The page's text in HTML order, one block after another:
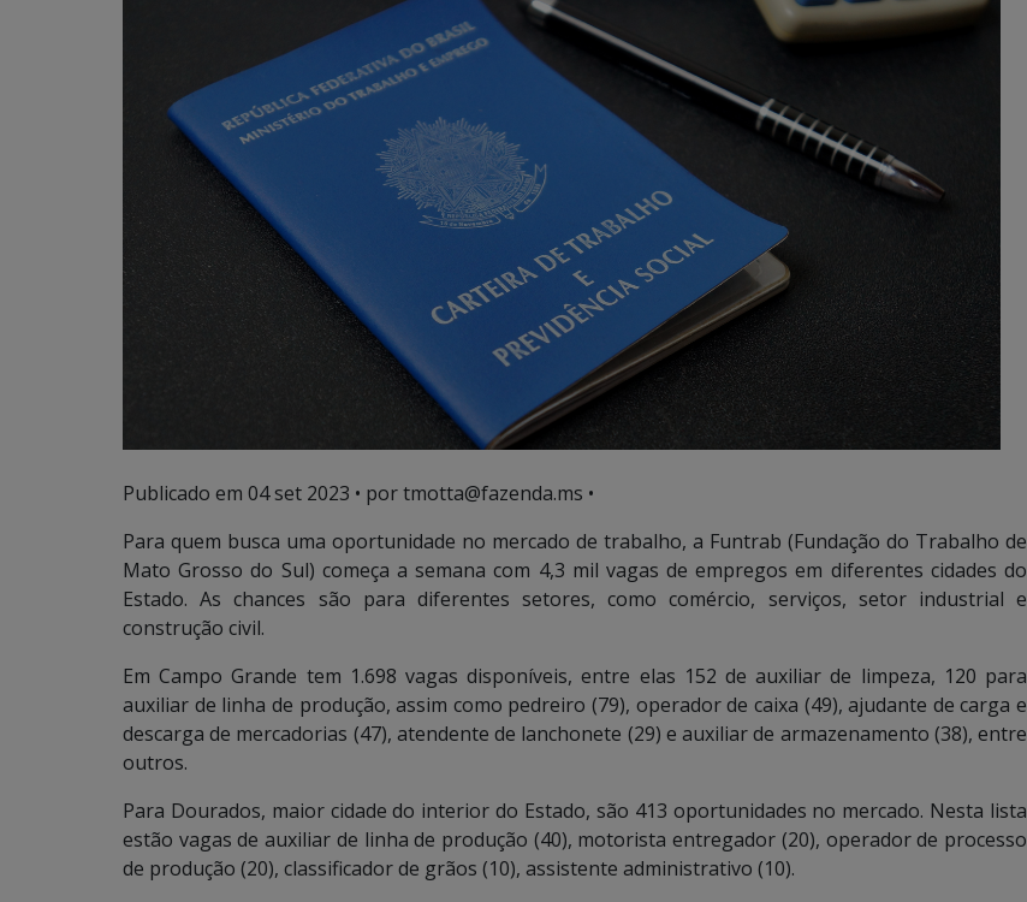
Publicado em 04 set 2023 • por tmotta@fazenda.ms •
Para quem busca uma oportunidade no mercado de trabalho, a Funtrab (Fundação do Trabalho de
Mato Grosso do Sul) começa a semana com 4,3 mil vagas de empregos em diferentes cidades do
Estado. As chances são para diferentes setores, como comércio, serviços, setor industrial e
construção civil.
Em Campo Grande tem 1.698 vagas disponíveis, entre elas 152 de auxiliar de limpeza, 120 para
auxiliar de linha de produção, assim como pedreiro (79), operador de caixa (49), ajudante de carga e
descarga de mercadorias (47), atendente de lanchonete (29) e auxiliar de armazenamento (38), entre
outros.
Para Dourados, maior cidade do interior do Estado, são 413 oportunidades no mercado. Nesta lista
estão vagas de auxiliar de linha de produção (40), motorista entregador (20), operador de processo
de produção (20), classificador de grãos (10), assistente administrativo (10).